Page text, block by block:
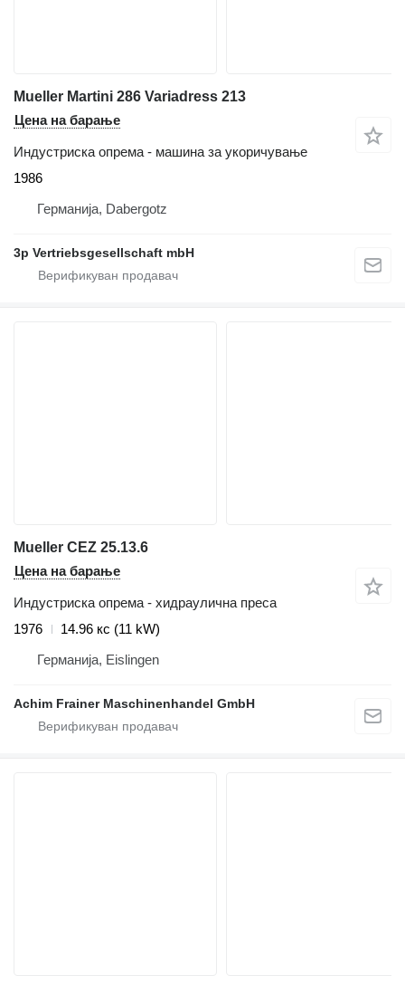
Mueller Martini 286 Variadress 213
Цена на барање
Индустриска опрема - машина за укоричување
1986
Германија, Dabergotz
3p Vertriebsgesellschaft mbH
Mueller CEZ 25.13.6
Цена на барање
Индустриска опрема - хидраулична преса
1976
14.96 кс (11 kW)
Германија, Eislingen
Achim Frainer Maschinenhandel GmbH